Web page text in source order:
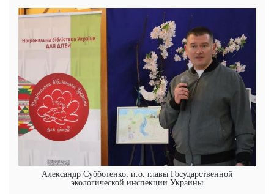
Александр Субботенко, и.о. главы Государственной
экологической инспекции Украины